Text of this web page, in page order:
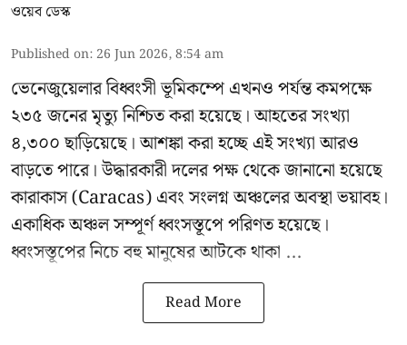
ওয়েব ডেস্ক
Published on: 26 Jun 2026, 8:54 am
ভেনেজুয়েলার বিধ্বংসীভূমিকম্পেএখনও পর্যন্ত কমপক্ষে
২৩৫ জনের মৃত্যু নিশ্চিত করা হয়েছে। আহতের সংখ্যা
৪,৩০০ ছাড়িয়েছে। আশঙ্কা করা হচ্ছে এই সংখ্যা আরও
বাড়তে পারে। উদ্ধারকারী দলের পক্ষ থেকে জানানো হয়েছে
কারাকাস (Caracas) এবং সংলগ্ন অঞ্চলের অবস্থা ভয়াবহ।
একাধিক অঞ্চল সম্পূর্ণ ধ্বংসস্তূপে পরিণত হয়েছে।
ধ্বংসস্তূপের নিচে বহু মানুষের আটকে থাকা ...
Read More